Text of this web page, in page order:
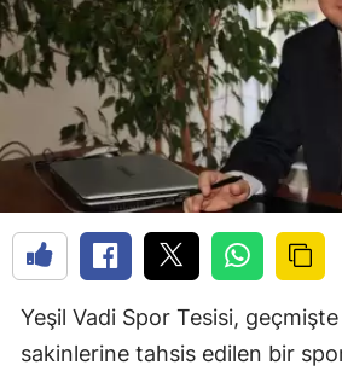
Yeşil Vadi Spor Tesisi,
sakinlerine tahsis edilen bir